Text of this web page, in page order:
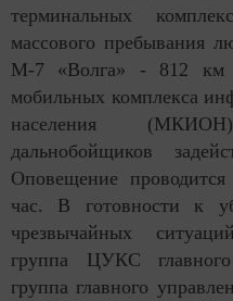
терминальных
массового пребывания
М-7 «Волга» - 812 км
мобильных комплекса
населения
дальнобойщиков
Оповещение
час. В готовности к
чрезвычайных
группа ЦУКС главного
группа главного